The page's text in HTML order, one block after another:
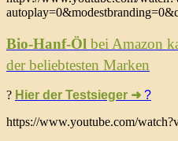
Bio-Hanf-Öl bei Amazon
der beliebtesten Marken
? Hier der Testsieger ➜ ?
https://www.youtube.com/